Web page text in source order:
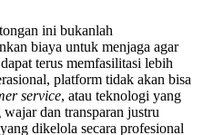
ini bukanlah
biaya untuk menjaga agar
terus memfasilitasi lebih
platform tidak akan bisa
service, atau teknologi yang
dan transparan justru
dikelola secara profesional